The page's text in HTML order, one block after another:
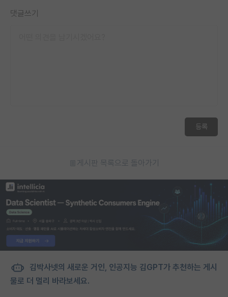
댓글쓰기
등록
게시판 목록으로 돌아가기
김박사넷의 새로운 거인, 인공지능 김GPT가 추천하는 게시
물로 더 멀리 바라보세요.